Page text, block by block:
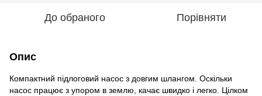
До обраного Порівняти
Опис
Компактний підлоговий насос з довгим шлангом. Оскільки
насос працює з упором в землю, качає швидко і легко. Цілком